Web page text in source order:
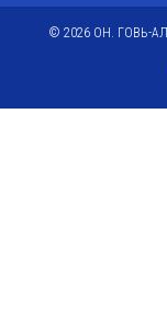
© 2026 ОН. ГОВЬ-